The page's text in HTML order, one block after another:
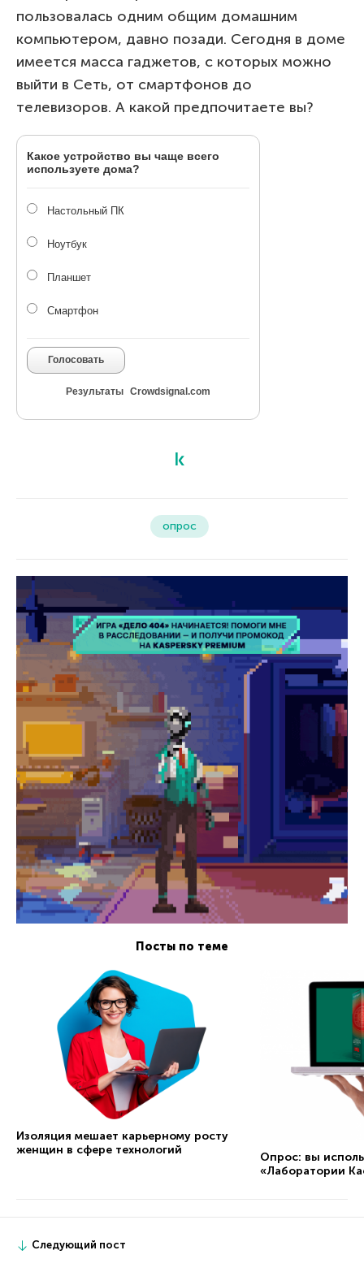
пользовалась одним общим домашним
компьютером, давно позади. Сегодня в доме
имеется масса гаджетов, с которых можно
выйти в Сеть, от смартфонов до
телевизоров. А какой предпочитаете вы?
Какое устройство вы чаще всего
используете дома?
Настольный ПК
Ноутбук
Планшет
Смартфон
Голосовать
Результаты Crowdsignal.com
опрос
Посты по теме
Изоляция мешает карьерному росту
женщин в сфере технологий
Опрос: вы
«Лаборатории
Следующий пост